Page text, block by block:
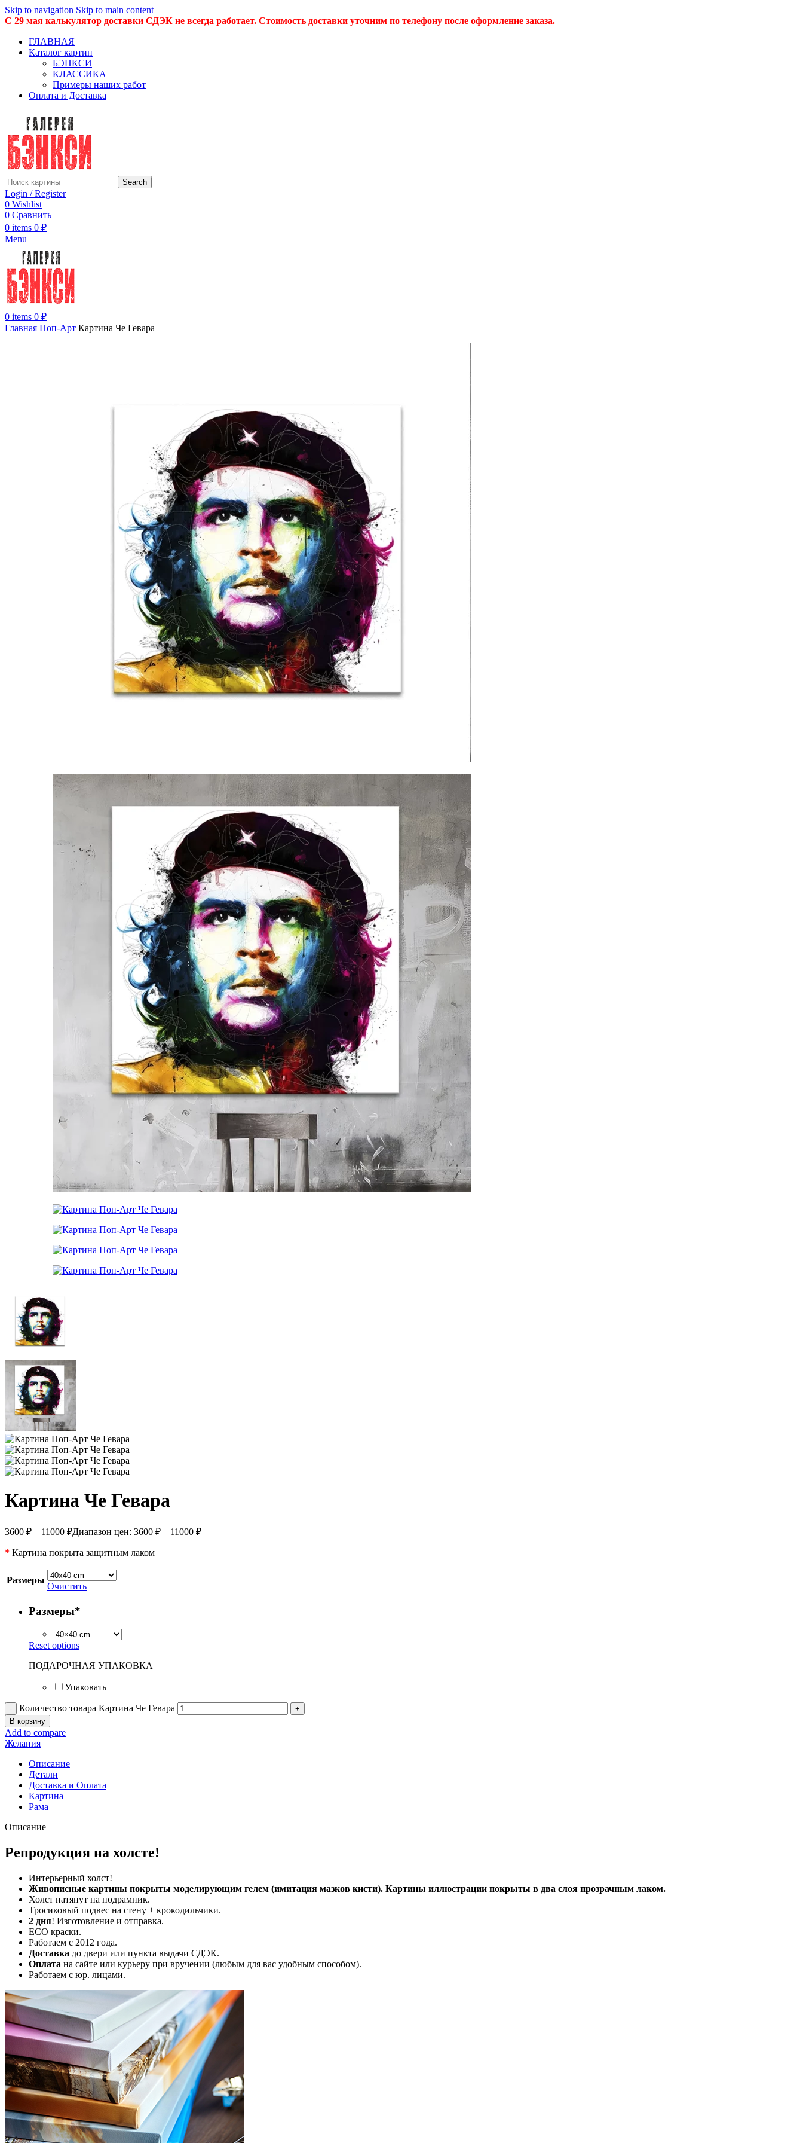
Skip to navigation Skip to main content
С 29 мая калькулятор доставки СДЭК не всегда работает. Стоимость доставки уточним по телефону после оформление заказа.
ГЛАВНАЯ
Каталог картин
БЭНКСИ
КЛАССИКА
Примеры наших работ
Оплата и Доставка
Search
Login / Register
0 Wishlist
0 Сравнить
0 items 0 ₽
Menu
0 items 0 ₽
Главная Поп-Арт Картина Че Гевара
Картина Че Гевара
3600 ₽ – 11000 ₽Диапазон цен: 3600 ₽ – 11000 ₽
* Картина покрыта защитным лаком
Размеры
Очистить
Размеры*
Reset options
ПОДАРОЧНАЯ УПАКОВКА
Упаковать
Количество товара Картина Че Гевара
В корзину
Add to compare
Желания
Описание
Детали
Доставка и Оплата
Картина
Рама
Описание
Репродукция на холсте!
Интерьерный холст!
Живописные картины покрыты моделирующим гелем (имитация мазков кисти). Картины иллюстрации покрыты в два слоя прозрачным лаком.
Холст натянут на подрамник.
Тросиковый подвес на стену + крокодильчики.
2 дня! Изготовление и отправка.
ECO краски.
Работаем с 2012 года.
Доставка до двери или пункта выдачи СДЭК.
Оплата на сайте или курьеру при вручении (любым для вас удобным способом).
Работаем с юр. лицами.